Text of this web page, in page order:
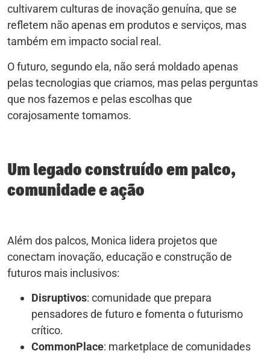
cultivarem culturas de inovação genuína, que se
refletem não apenas em produtos e serviços, mas
também em impacto social real.
O futuro, segundo ela, não será moldado apenas
pelas tecnologias que criamos, mas pelas perguntas
que nos fazemos e pelas escolhas que
corajosamente tomamos.
Um legado construído em palco,
comunidade e ação
Além dos palcos, Monica lidera projetos que
conectam inovação, educação e construção de
futuros mais inclusivos:
Disruptivos: comunidade que prepara
pensadores de futuro e fomenta o futurismo
crítico.
CommonPlace: marketplace de comunidades